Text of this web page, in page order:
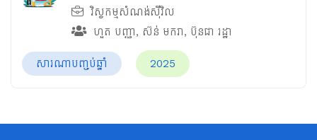
វិស្វកម្មសំណង់ស៊ីវិល
ហួត បញ្ញា, ស៊ន់ មករា, ប៊ុនជា រដ្ឋា
សារណាបញ្ចប់ឆ្នាំ 2025